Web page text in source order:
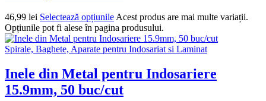
46,99 lei Selectează opțiunile Acest produs are mai multe variații.
Opțiunile pot fi alese în pagina produsului.
Spirale, Baghete, Aparate pentru Indosariat si Laminat
Inele din Metal pentru Indosariere
15.9mm, 50 buc/cut